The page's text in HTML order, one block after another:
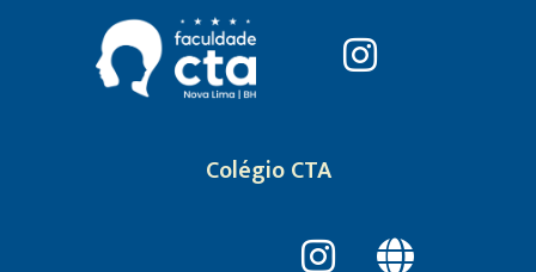
Colégio CTA